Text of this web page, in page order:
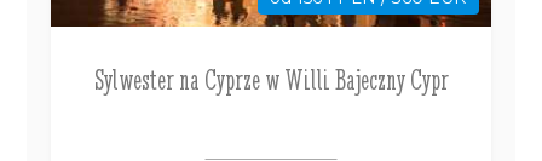
Sylwester na Cyprze w Willi Bajeczny Cypr